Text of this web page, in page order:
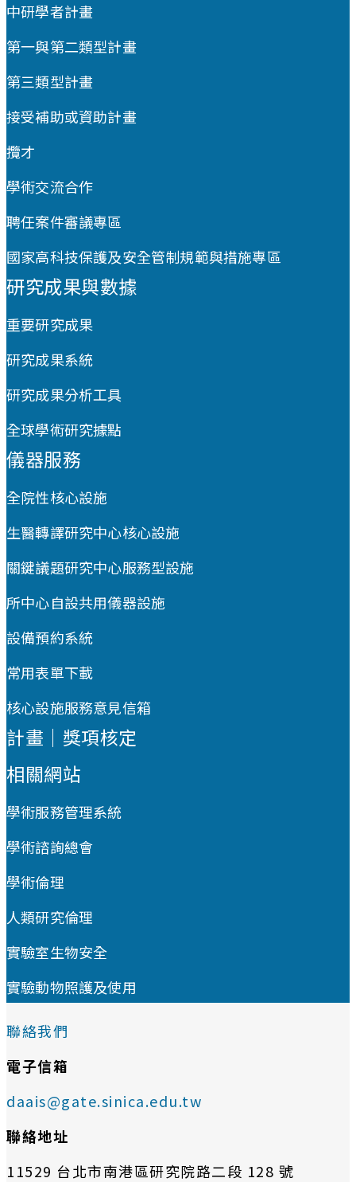
中研學者計畫
第一與第二類型計畫
第三類型計畫
接受補助或資助計畫
攬才
學術交流合作
聘任案件審議專區
國家高科技保護及安全管制規範與措施專區
研究成果與數據
重要研究成果
研究成果系統
研究成果分析工具
全球學術研究據點
儀器服務
全院性核心設施
生醫轉譯研究中心核心設施
關鍵議題研究中心服務型設施
所中心自設共用儀器設施
設備預約系統
常用表單下載
核心設施服務意見信箱
計畫｜獎項核定
相關網站
學術服務管理系統
學術諮詢總會
學術倫理
人類研究倫理
實驗室生物安全
實驗動物照護及使用
聯絡我們
電子信箱
daais@gate.sinica.edu.tw
聯絡地址
11529 台北市南港區研究院路二段 128 號